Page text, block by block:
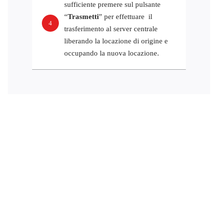
4
sufficiente premere sul pulsante
“Trasmetti” per effettuare il
trasferimento al server centrale
liberando la locazione di origine e
occupando la nuova locazione.